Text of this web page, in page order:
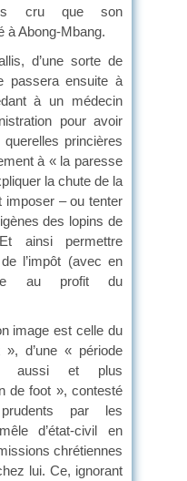
cru que son
à Abong-Mbang.
d’une sorte de
passera ensuite à
à un médecin
pour avoir
princières
à « la paresse
la chute de la
imposer – ou tenter
des lopins de
ainsi permettre
l’impôt (avec en
au profit du
image est celle du
d’une « période
aussi et plus
de foot », contesté
par les
d’état-civil en
chrétiennes
lui. Ce, ignorant